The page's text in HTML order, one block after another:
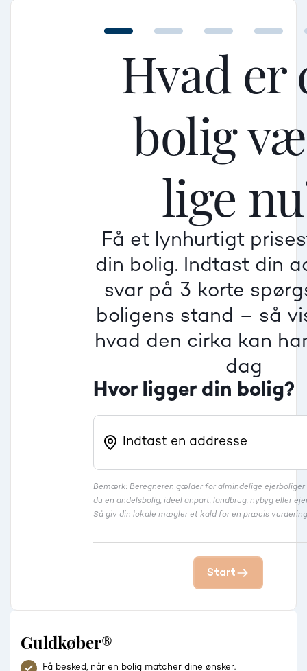
Hvad er
bolig
lige
Få et lynhurtigt
din bolig. Indtast din
svar på 3 korte
boligens stand – så
hvad den cirka kan
dag
Hvor ligger din bolig?
Bemærk: Beregneren gælder for almindelige ejerboliger
du en andelsbolig, ideel anpart, landbrug, nybyg eller
Så giv din lokale mægler et kald for en præcis
Dårlig
Mindre god
Mellem
Dårlig
Mindre god
Mellem
Dårlig
Mindre god
Mellem
Villa
Beregner pris
Start
Guldkøber®
Få besked, når en bolig matcher dine ønsker.